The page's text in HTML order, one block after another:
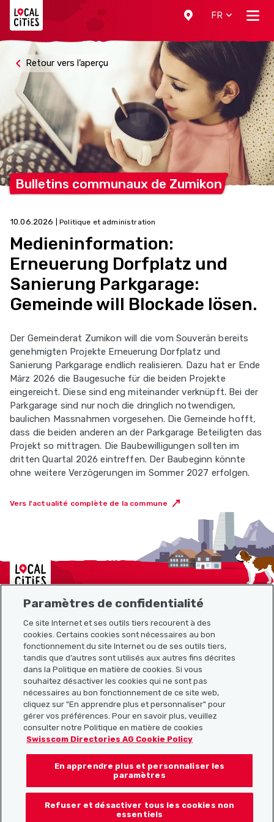
FR
Retour vers l’aperçu
Bulletins communaux de Zumikon
10.06.2026 | Politique et administration
Medieninformation:
Erneuerung Dorfplatz und
Sanierung Parkgarage:
Gemeinde will Blockade lösen.
Der Gemeinderat Zumikon will die vom Souverän bereits
genehmigten Projekte Erneuerung Dorfplatz und
Sanierung Parkgarage endlich realisieren. Dazu hat er Ende
März 2026 die Baugesuche für die beiden Projekte
eingereicht. Diese sind eng miteinander verknüpft. Bei der
Parkgarage sind nur noch die dringlich notwendigen,
baulichen Massnahmen vorgesehen. Die Gemeinde hofft,
dass die beiden anderen an der Parkgarage Beteiligten das
Projekt so mittragen. Die Baubewilligungen sollten im
dritten Quartal 2026 eintreffen. Der Baubeginn könnte
ohne weitere Verzögerungen im Sommer 2027 erfolgen.
Vers l'actualité complète de la commune
Localcities
Plan du site
Liens utiles
Télécharger l’application Localcities
Suis-nous sur les réseaux sociaux :
Paramètres de confidentialité
Ce site Internet et ses outils tiers recourent à des
cookies. Certains cookies sont nécessaires au bon
fonctionnement du site Internet ou de ses outils tiers,
tandis que d’autres sont utilisés aux autres fins décrites
dans la Politique en matière de cookies. Si vous
souhaitez désactiver les cookies qui ne sont pas
nécessaires au bon fonctionnement de ce site web,
cliquez sur "En apprendre plus et personnaliser" pour
gérer vos préférences. Pour en savoir plus, veuillez
consulter notre Politique en matière de cookies
Swisscom Directories AG Cookie Policy
En apprendre plus et personnaliser les
paramètres
Refuser et désactiver tous les cookies non
essentiels